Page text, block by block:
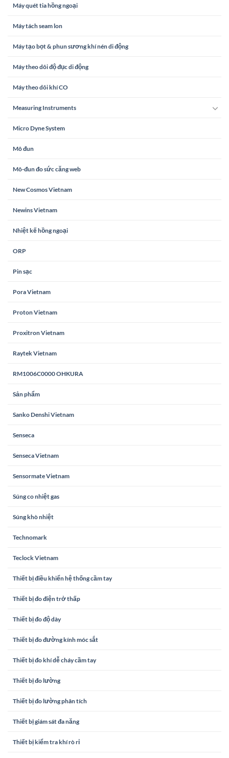
Máy quét tia hồng ngoại
Máy tách seam lon
Máy tạo bọt & phun sương khí nén di động
Máy theo dõi độ đục di động
Máy theo dõi khí CO
Measuring Instruments
Micro Dyne System
Mô đun
Mô-đun đo sức căng web
New Cosmos Vietnam
Newins Vietnam
Nhiệt kế hồng ngoại
ORP
Pin sạc
Pora Vietnam
Proton Vietnam
Proxitron Vietnam
Raytek Vietnam
RM1006C0000 OHKURA
Sản phẩm
Sanko Denshi Vietnam
Senseca
Senseca Vietnam
Sensormate Vietnam
Súng co nhiệt gas
Súng khò nhiệt
Technomark
Teclock Vietnam
Thiết bị điều khiển hệ thống cầm tay
Thiết bị đo điện trở thấp
Thiết bị đo độ dày
Thiết bị đo đường kính móc sắt
Thiết bị đo khí dễ cháy cầm tay
Thiết bị đo lường
Thiết bị đo lường phân tích
Thiết bị giám sát đa năng
Thiết bị kiểm tra khí rò rỉ